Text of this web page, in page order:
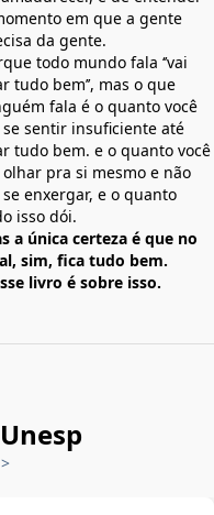
em que a gente
da gente.
todo mundo fala ‘’vai
tudo bem’’, mas o que
fala é o quanto você
se sentir insuficiente até
tudo bem. e o quanto você
olhar pra si mesmo e não
enxergar, e o quanto
isso dói.
a única certeza é que no
sim, fica tudo bem.
livro é sobre isso.
>